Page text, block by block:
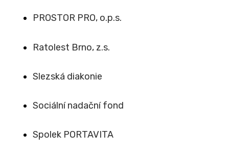
PROSTOR PRO, o.p.s.
Ratolest Brno, z.s.
Slezská diakonie
Sociální nadační fond
Spolek PORTAVITA